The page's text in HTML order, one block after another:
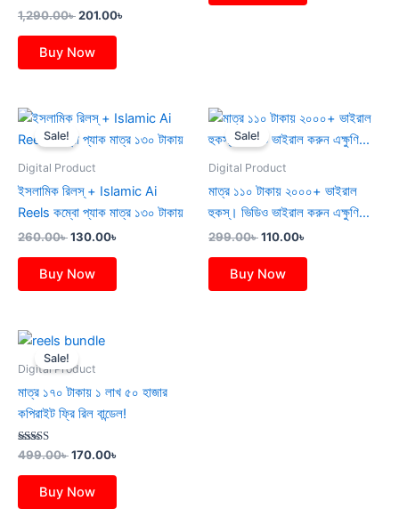
1,290.00৳201.00৳
Buy Now
Sale!
Digital Product
ইসলামিক রিলস্ + Islamic Ai
Reels কম্বো প্যাক মাত্র ১৩০ টাকায়
260.00৳
Original
price
was:
130.00৳
Current
is:
Buy Now
Sale!
Digital Product
মাত্র ১১০ টাকায় ২০০০+ ভাইরাল
হুকস্। ভিডিও ভাইরাল করুন এক্ষুণি…
299.00৳
Original
was:
110.00৳
Current
is:
Buy Now
Sale!
Digital Product
মাত্র ১৭০ টাকায় ১ লাখ ৫০ হাজার
কপিরাইট ফ্রি রিল বান্ডেল!
Rated
out of 5
499.00৳
Original
was:
170.00৳
Buy Now